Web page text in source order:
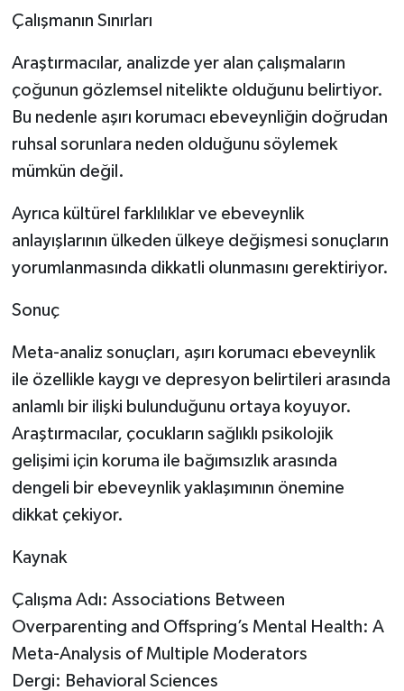
Çalışmanın Sınırları
Araştırmacılar, analizde yer alan çalışmaların
çoğunun gözlemsel nitelikte olduğunu belirtiyor.
Bu nedenle aşırı korumacı ebeveynliğin doğrudan
ruhsal sorunlara neden olduğunu söylemek
mümkün değil.
Ayrıca kültürel farklılıklar ve ebeveynlik
anlayışlarının ülkeden ülkeye değişmesi sonuçların
yorumlanmasında dikkatli olunmasını gerektiriyor.
Sonuç
Meta-analiz sonuçları, aşırı korumacı ebeveynlik
ile özellikle kaygı ve depresyon belirtileri arasında
anlamlı bir ilişki bulunduğunu ortaya koyuyor.
Araştırmacılar, çocukların sağlıklı psikolojik
gelişimi için koruma ile bağımsızlık arasında
dengeli bir ebeveynlik yaklaşımının önemine
dikkat çekiyor.
Kaynak
Çalışma Adı: Associations Between
Overparenting and Offspring’s Mental Health: A
Meta-Analysis of Multiple Moderators
Dergi: Behavioral Sciences